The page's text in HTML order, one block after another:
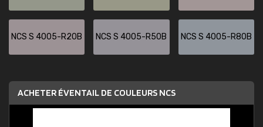
NCS S 4005-R20B NCS S 4005-R50B NCS S 4005-R80B
ACHETER ÉVENTAIL DE COULEURS NCS